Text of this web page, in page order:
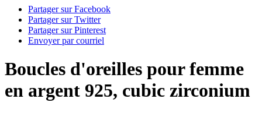
Partager sur Facebook
Partager sur Twitter
Partager sur Pinterest
Envoyer par courriel
Boucles d'oreilles pour femme
en argent 925, cubic zirconium